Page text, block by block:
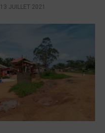
13 JUILLET 2021